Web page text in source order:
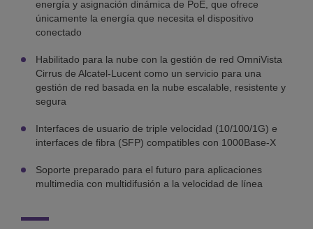
energía y asignación dinámica de PoE, que ofrece
únicamente la energía que necesita el dispositivo
conectado
Habilitado para la nube con la gestión de red OmniVista
Cirrus de Alcatel-Lucent como un servicio para una
gestión de red basada en la nube escalable, resistente y
segura
Interfaces de usuario de triple velocidad (10/100/1G) e
interfaces de fibra (SFP) compatibles con 1000Base-X
Soporte preparado para el futuro para aplicaciones
multimedia con multidifusión a la velocidad de línea